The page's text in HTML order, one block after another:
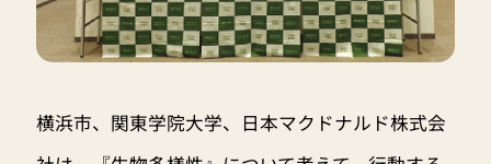
横浜市、関東学院大学、日本マクドナルド株式会